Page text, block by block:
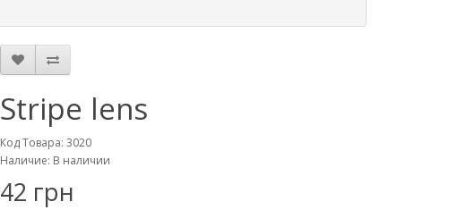
Stripe lens
Код Товара: 3020
Наличие: В наличии
42 грн